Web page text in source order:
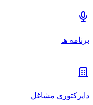
برنامه ها
دایرکتوری مشاغل